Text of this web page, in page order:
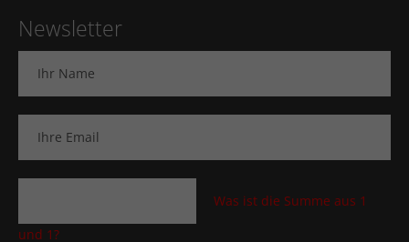
Newsletter
Was ist die Summe aus 1
und 1?